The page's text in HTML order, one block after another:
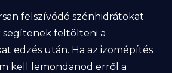
felszívódó szénhidrátokat
segítenek feltölteni a
edzés után. Ha az izomépítés
kell lemondanod erről a